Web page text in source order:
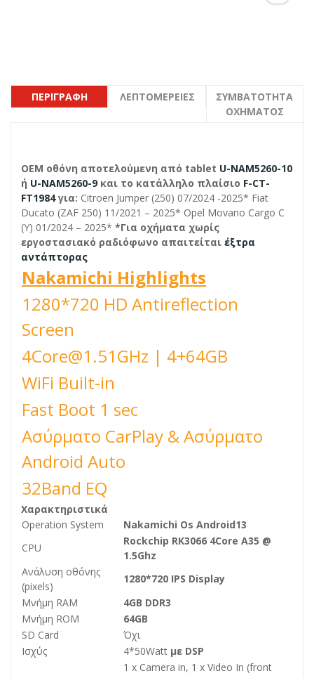
ΠΕΡΙΓΡΑΦΉ ΛΕΠΤΟΜΈΡΕΙΕΣ
ΣΥΜΒΑΤΌΤΗΤΑ
ΟΧΉΜΑΤΟΣ
OEM οθόνη αποτελούμενη από tablet U-NAM5260-10
ή U-NAM5260-9 και το κατάλληλο πλαίσιο F-CT-
FT1984για: Citroen Jumper (250) 07/2024 -2025* Fiat
Ducato (ZAF 250) 11/2021 – 2025* Opel Movano Cargo C
(Y) 01/2024 – 2025* *Για οχήματα χωρίς
εργοστασιακό ραδιόφωνο απαιτείται έξτρα
αντάπτορας
Nakamichi Highlights
1280*720 HD Antireflection
Screen
4Core@1.51GHz | 4+64GB
WiFi Built-in
Fast Boot 1 sec
Ασύρματο CarPlay & Ασύρματο
Android Auto
32Band EQ
Χαρακτηριστικά
Operation System
Nakamichi Os Android13
CPU
Rockchip RK3066 4Core A35 @
1.5Ghz
Ανάλυση οθόνης
(pixels)
1280*720 IPS Display
Μνήμη RAM
4GB DDR3
Μνήμη ROM
64GB
SD Card
Όχι
Ισχύς
4*50Watt με DSP
1 x Camera in, 1 x Video In (front